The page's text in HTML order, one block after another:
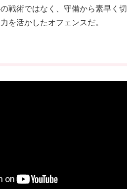
戦術ではなく、守備から素早く切
を活かしたオフェンスだ。